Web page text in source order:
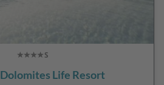
Life Resort